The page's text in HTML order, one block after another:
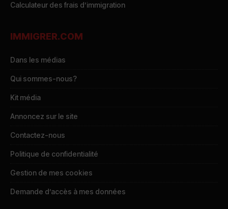
Calculateur des frais d’immigration
IMMIGRER.COM
Dans les médias
Qui sommes-nous?
Kit média
Annoncez sur le site
Contactez-nous
Politique de confidentialité
Gestion de mes cookies
Demande d’accès à mes données